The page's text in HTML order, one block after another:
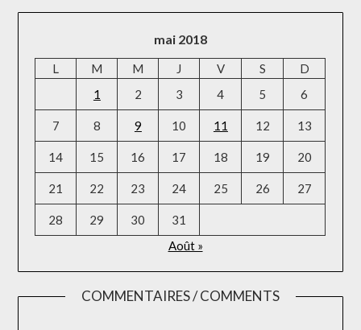
mai 2018
L M M J V S
D
1
2 3 4 5 6
7 8 9 10 11 12 13
14 15 16 17 18 19 20
21 22 23 24 25 26 27
28 29 30
31
Août »
COMMENTAIRES / COMMENTS